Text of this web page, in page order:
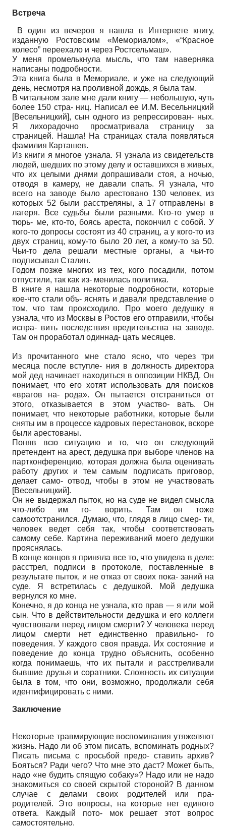
Встреча
В один из вечеров я нашла в Интернете книгу,
изданную Ростовским «Мемориалом», «“Красное
колесо” переехало и через Ростсельмаш».
У меня промелькнула мысль, что там наверняка
написаны подробности.
Эта книга была в Мемориале, и уже на следующий
день, несмотря на проливной дождь, я была там.
В читальном зале мне дали книгу — небольшую, чуть
более 150 стра- ниц. Написал ее И.М. Весельницкий
[Весельницкий], сын одного из репрессирован- ных.
Я лихорадочно просматривала страницу за
страницей. Нашла! На страницах стала появляться
фамилия Карташев.
Из книги я многое узнала. Я узнала из свидетельств
людей, шедших по этому делу и оставшихся в живых,
что их целыми днями допрашивали стоя, а ночью,
отводя в камеру, не давали спать. Я узнала, что
всего на заводе было арестовано 130 человек, из
которых 52 были расстреляны, а 17 отправлены в
лагеря. Все судьбы были разными. Кто-то умер в
тюрь- ме, кто-то, боясь ареста, покончил с собой. У
кого-то допросы состоят из 40 страниц, а у кого-то из
двух страниц, кому-то было 20 лет, а кому-то за 50.
Чьи-то дела решали местные органы, а чьи-то
подписывал Сталин.
Годом позже многих из тех, кого посадили, потом
отпустили, так как из- менилась политика.
В книге я нашла некоторые подробности, которые
кое-что стали объ- яснять и давали представление о
том, что там происходило. Про моего дедушку я
узнала, что из Москвы в Ростов его отправили, чтобы
испра- вить последствия вредительства на заводе.
Там он проработал одиннад- цать месяцев.
Из прочитанного мне стало ясно, что через три
месяца после вступле- ния в должность директора
мой дед начинает находиться в оппозиции НКВД. Он
понимает, что его хотят использовать для поисков
«врагов на- рода». Он пытается отстраниться от
этого, отказывается в этом участво- вать. Он
понимает, что некоторые работники, которые были
сняты им в процессе кадровых перестановок, вскоре
были арестованы.
Поняв всю ситуацию и то, что он следующий
претендент на арест, дедушка при выборе членов на
партконференцию, которая должна была оценивать
работу других и тем самым подписать приговор,
делает само- отвод, чтобы в этом не участвовать
[Весельницкий].
Он не выдержал пыток, но на суде не видел смысла
что-либо им го- ворить. Там он тоже
самоотстранился. Думаю, что, глядя в лицо смер- ти,
человек ведет себя так, чтобы соответствовать
самому себе. Картина переживаний моего дедушки
прояснялась.
В конце концов я приняла все то, что увидела в деле:
расстрел, подписи в протоколе, поставленные в
результате пыток, и не отказ от своих пока- заний на
суде. Я встретилась с дедушкой. Мой дедушка
вернулся ко мне.
Конечно, я до конца не узнала, кто прав — я или мой
сын. Что в действительности дедушка и его коллеги
чувствовали перед лицом смерти? У человека перед
лицом смерти нет единственно правильно- го
поведения. У каждого своя правда. Их состояние и
поведение до конца трудно объяснить, особенно
когда понимаешь, что их пытали и расстреливали
бывшие друзья и соратники. Сложность их ситуации
была в том, что они, возможно, продолжали себя
идентифицировать с ними.
Заключение
Некоторые травмирующие воспоминания утяжеляют
жизнь. Надо ли об этом писать, вспоминать родных?
Писать письма с просьбой предо- ставить архив?
Бояться? Ради чего? Что мне это даст? Может быть,
надо «не будить спящую собаку»? Надо или не надо
знакомиться со своей скрытой стороной? В данном
случае с делами своих родителей или пра-
родителей. Это вопросы, на которые нет единого
ответа. Каждый пото- мок решает этот вопрос
самостоятельно.